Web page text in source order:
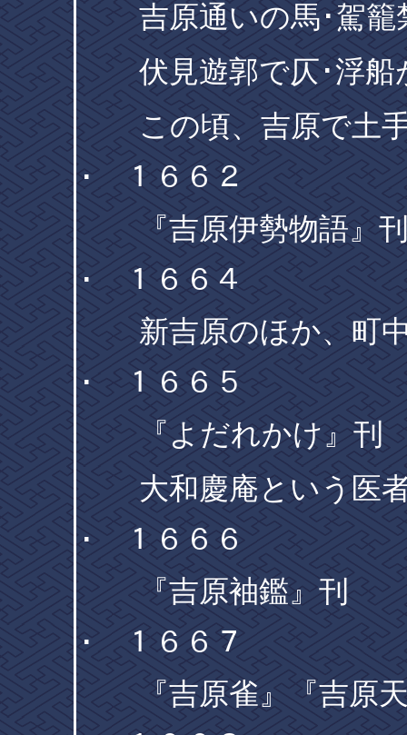
吉原通いの馬･駕籠
伏見遊郭で仄･浮船
この頃、吉原で土
･ １６６２
『吉原伊勢物語』
･ １６６４
新吉原のほか、町中
･ １６６５
『よだれかけ』刊
大和慶庵という医者
･ １６６６
『吉原袖鑑』刊
･ １６６７
『吉原雀』『吉原天